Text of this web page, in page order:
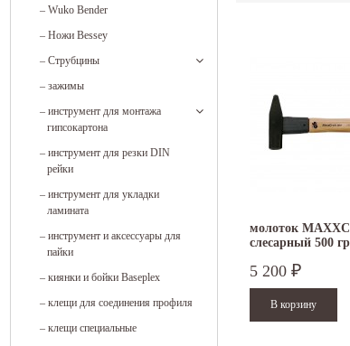
– Wuko Bender
– Ножи Bessey
– Струбцины
– зажимы
– инструмент для монтажа
гипсокартона
– инструмент для резки DIN
рейки
– инструмент для укладки
ламината
– инструмент и аксессуары для
пайки
– киянки и бойки Baseplex
– клещи для соединения профиля
– клещи специальные
молоток
слесарный 500
5 200 ₽